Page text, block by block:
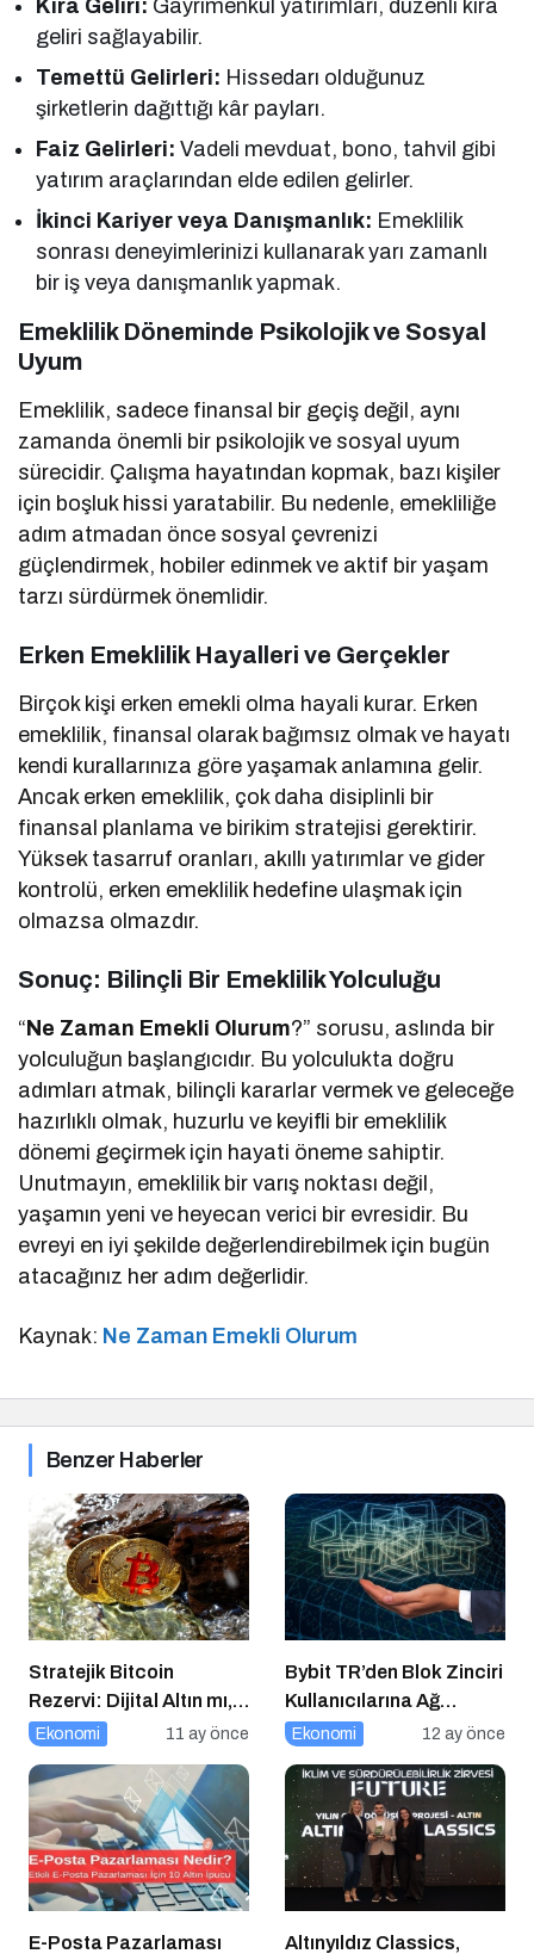
Kira Geliri: Gayrimenkul yatırımları, düzenli kira
geliri sağlayabilir.
Temettü Gelirleri: Hissedarı olduğunuz
şirketlerin dağıttığı kâr payları.
Faiz Gelirleri: Vadeli mevduat, bono, tahvil gibi
yatırım araçlarından elde edilen gelirler.
İkinci Kariyer veya Danışmanlık: Emeklilik
sonrası deneyimlerinizi kullanarak yarı zamanlı
bir iş veya danışmanlık yapmak.
Emeklilik Döneminde Psikolojik ve Sosyal
Uyum
Emeklilik, sadece finansal bir geçiş değil, aynı
zamanda önemli bir psikolojik ve sosyal uyum
sürecidir. Çalışma hayatından kopmak, bazı kişiler
için boşluk hissi yaratabilir. Bu nedenle, emekliliğe
adım atmadan önce sosyal çevrenizi
güçlendirmek, hobiler edinmek ve aktif bir yaşam
tarzı sürdürmek önemlidir.
Erken Emeklilik Hayalleri ve Gerçekler
Birçok kişi erken emekli olma hayali kurar. Erken
emeklilik, finansal olarak bağımsız olmak ve hayatı
kendi kurallarınıza göre yaşamak anlamına gelir.
Ancak erken emeklilik, çok daha disiplinli bir
finansal planlama ve birikim stratejisi gerektirir.
Yüksek tasarruf oranları, akıllı yatırımlar ve gider
kontrolü, erken emeklilik hedefine ulaşmak için
olmazsa olmazdır.
Sonuç: Bilinçli Bir Emeklilik Yolculuğu
“Ne Zaman Emekli Olurum?” sorusu, aslında bir
yolculuğun başlangıcıdır. Bu yolculukta doğru
adımları atmak, bilinçli kararlar vermek ve geleceğe
hazırlıklı olmak, huzurlu ve keyifli bir emeklilik
dönemi geçirmek için hayati öneme sahiptir.
Unutmayın, emeklilik bir varış noktası değil,
yaşamın yeni ve heyecan verici bir evresidir. Bu
evreyi en iyi şekilde değerlendirebilmek için bugün
atacağınız her adım değerlidir.
Kaynak: Ne Zaman Emekli Olurum
Benzer Haberler
Stratejik Bitcoin
Rezervi: Dijital Altın mı,
Riskli Bir Hamle mi?
Ekonomi 11 ay önce
Bybit TR’den Blok Zinciri
Kullanıcılarına Ağ
Tıkanıklığı Rehberi!
Ekonomi 12 ay önce
E-Posta Pazarlaması
Altınyıldız Classics,